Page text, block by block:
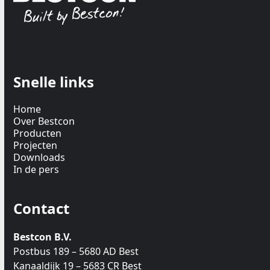
Snelle links
Home
Over Bestcon
Producten
Projecten
Downloads
In de pers
Contact
Bestcon B.V.
Postbus 189 – 5680 AD Best
Kanaaldijk 19 – 5683 CR Best